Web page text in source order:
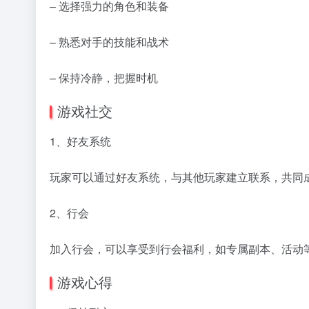
– 选择强力的角色和装备
– 熟悉对手的技能和战术
– 保持冷静，把握时机
游戏社交
1、好友系统
玩家可以通过好友系统，与其他玩家建立联系，共同
2、行会
加入行会，可以享受到行会福利，如专属副本、活动
游戏心得